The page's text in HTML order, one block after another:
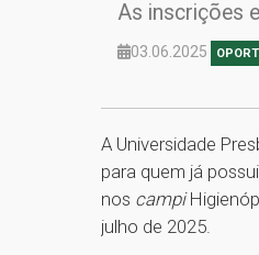
As inscrições
03.06.2025
A Universidade
para quem já
nos campi
julho de 2025.